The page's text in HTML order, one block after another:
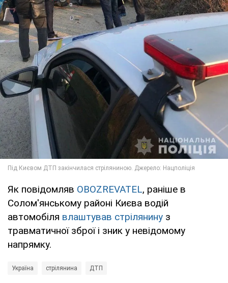
Як повідомляв OBOZREVATEL, раніше в
Солом'янському районі Києва водій
автомобіля влаштував стрілянину з
травматичної зброї і зник у невідомому
напрямку.
Україна стрілянина ДТП